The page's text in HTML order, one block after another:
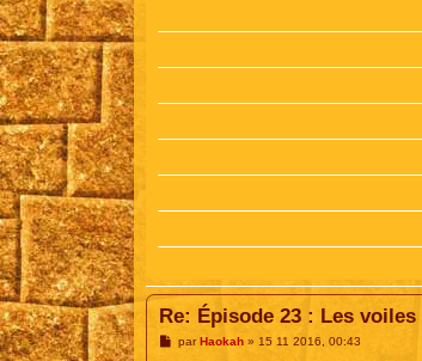
Re: Épisode 23 : Les voiles
Mpar Haokah» 15 11 2016, 00:43